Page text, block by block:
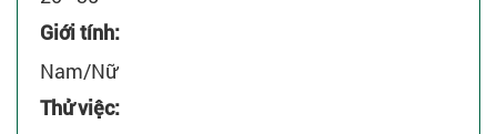
Giới tính:
Nam/Nữ
Thử việc: